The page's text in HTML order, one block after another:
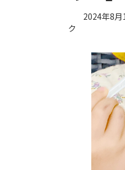
2024年8月
ク